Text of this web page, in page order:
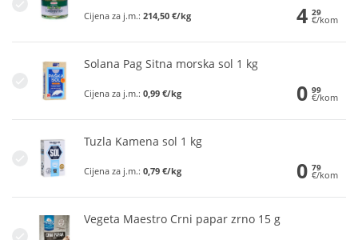
Cijena za j.m.: 214,50 €/kg 4 29
€/kom
Solana Pag Sitna morska sol 1 kg
Cijena za j.m.: 0,99 €/kg 0 99
€/kom
Tuzla Kamena sol 1 kg
Cijena za j.m.: 0,79 €/kg 0 79
€/kom
Vegeta Maestro Crni papar zrno 15 g